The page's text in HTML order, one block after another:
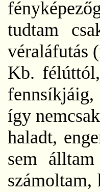
tudtam
véraláfutás
Kb.
fennsíkjáig,
így
haladt,
sem
számoltam,